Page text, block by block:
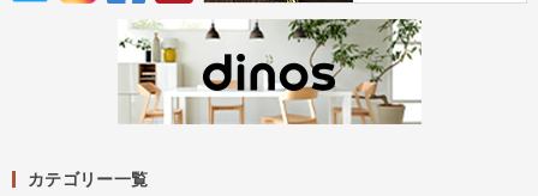
カテゴリー一覧